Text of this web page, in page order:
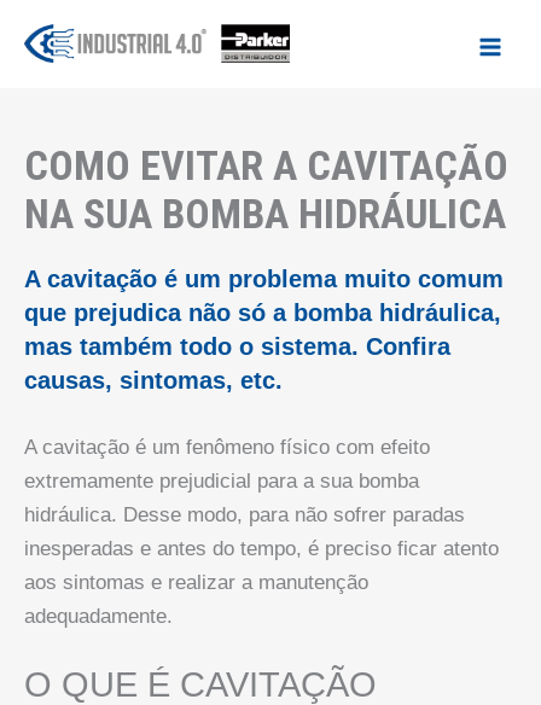
para
COMO EVITAR A CAVITAÇÃO
NA SUA BOMBA HIDRÁULICA
A cavitação é um problema muito comum
que prejudica não só a bomba hidráulica,
mas também todo o sistema. Confira
causas, sintomas, etc.
A cavitação é um fenômeno físico com efeito
extremamente prejudicial para a sua bomba
hidráulica. Desse modo, para não sofrer paradas
inesperadas e antes do tempo, é preciso ficar atento
aos sintomas e realizar a manutenção
adequadamente.
O QUE É CAVITAÇÃO